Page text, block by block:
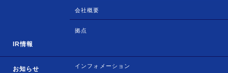
会社概要
拠点
IR情報
お知らせ インフォメーション